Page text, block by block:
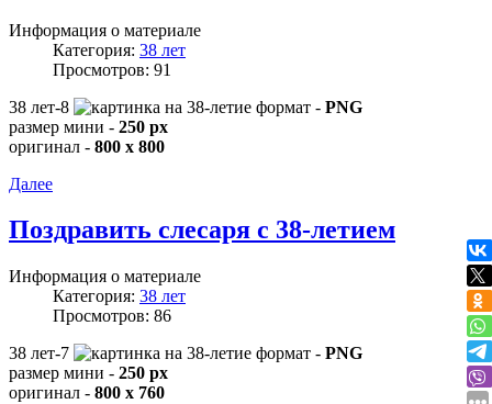
Информация о материале
Категория: 38 лет
Просмотров: 91
38 лет-8
формат - PNG
размер мини - 250 px
оригинал - 800 x 800
Далее
Поздравить слесаря с 38-летием
Информация о материале
Категория: 38 лет
Просмотров: 86
38 лет-7
формат - PNG
размер мини - 250 px
оригинал - 800 x 760